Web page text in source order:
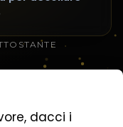
dacci i